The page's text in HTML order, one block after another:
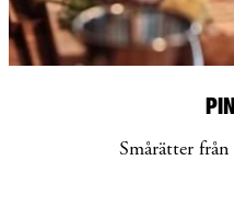
Smårätter från